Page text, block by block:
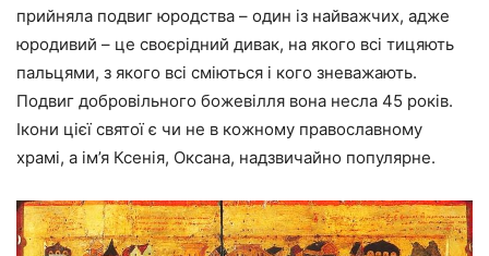
прийняла подвиг юродства – один із найважчих, адже
юродивий – це своєрідний дивак, на якого всі тицяють
пальцями, з якого всі сміються і кого зневажають.
Подвиг добровільного божевілля вона несла 45 років.
Ікони цієї святої є чи не в кожному православному
храмі, а ім’я Ксенія, Оксана, надзвичайно популярне.